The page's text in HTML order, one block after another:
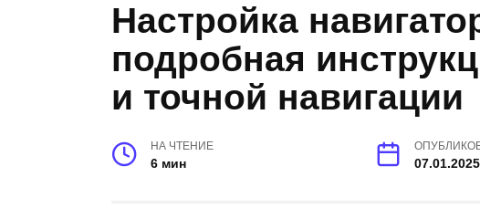
Настройка
подробная
и точной навигации
НА ЧТЕНИЕ
6 мин 07.01.2025